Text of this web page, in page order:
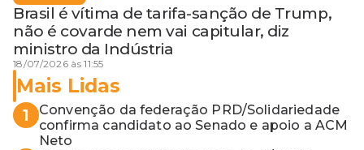
Brasil é vítima de tarifa-sanção de Trump,
não é covarde nem vai capitular, diz
ministro da Indústria
18/07/2026 às 11:55
Mais Lidas
1
Convenção da federação PRD/Solidariedade
confirma candidato ao Senado e apoio a ACM
Neto